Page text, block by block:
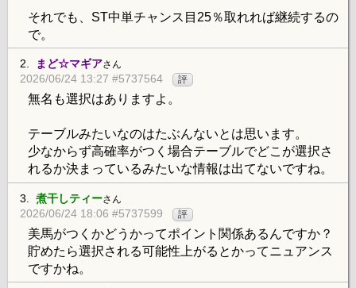
それでも、ST中単チャンス目25％取れれば継続するの
で。
2. まど☆マギアさん
2026/06/24 13:27 #5737564 評
無名も選択はありますよ。
テーブルみたいなのはたぶんないとは思います。
少なからず高確率がつく場合テーブルでどこが選択さ
れるか決まっているみたいな情報は出てないですね。
3. 煮干しティーさん
2026/06/24 18:06 #5737599 評
美馬がつくかどうかってポイント関係あるんですか？
貯めたら選択される可能性上がるとかってニュアンス
ですかね。